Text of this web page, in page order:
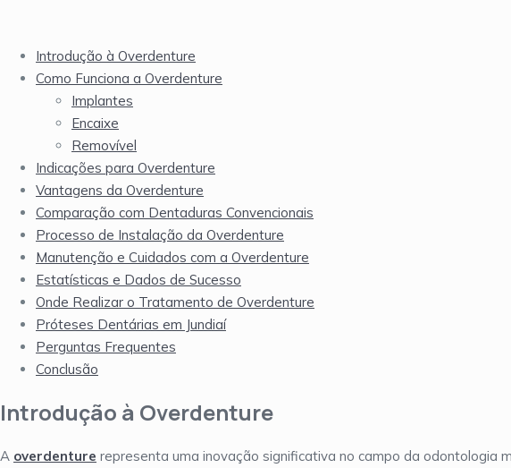
Introdução à Overdenture
Como Funciona a Overdenture
Implantes
Encaixe
Removível
Indicações para Overdenture
Vantagens da Overdenture
Comparação com Dentaduras Convencionais
Processo de Instalação da Overdenture
Manutenção e Cuidados com a Overdenture
Estatísticas e Dados de Sucesso
Onde Realizar o Tratamento de Overdenture
Próteses Dentárias em Jundiaí
Perguntas Frequentes
Conclusão
Introdução à Overdenture
A overdenture representa uma inovação significativa no campo da odontologia